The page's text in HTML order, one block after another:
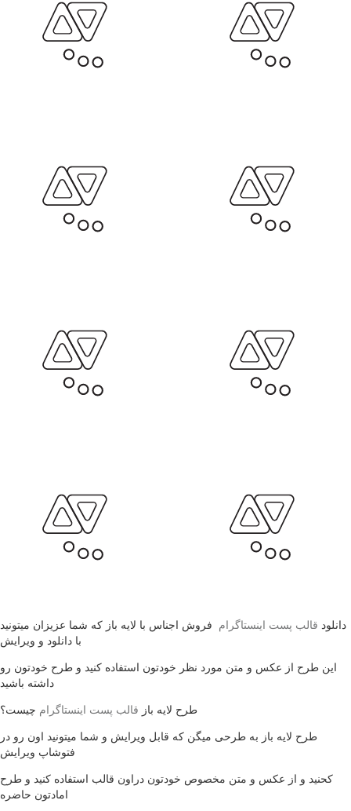
دانلود قالب پست اینستاگرام فروش اجناس با لایه باز که شما عزیزان میتونید
این طرح از عکس و متن مورد نظر خودتون استفاده کنید و طرح خودتون رو
طرح لایه باز قالب پست اینستاگرام چیست؟
طرح لایه باز به طرحی میگن که قابل ویرایش و شما میتونید اون رو در
کحنید و از عکس و متن مخصوص خودتون دراون قالب استفاده کنید و طرح
امادتون حاضره